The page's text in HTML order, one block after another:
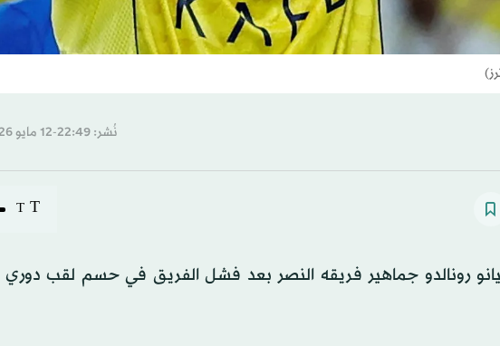
نُشر: 22:49-12 مايو 2026 م ـ 26 ذو القِعدة 1447 هـ
T
T
رونالدو جماهير فريقه النصر بعد فشل الفريق في حسم لقب دوري